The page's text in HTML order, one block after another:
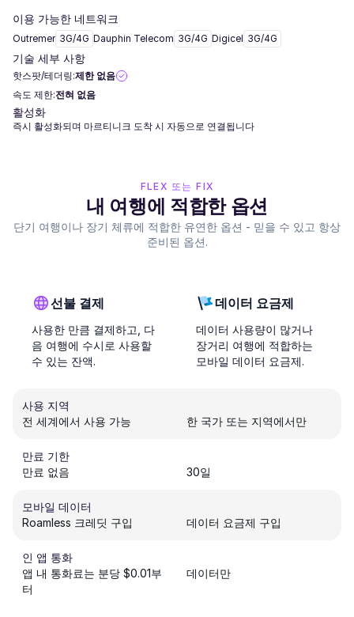
이용 가능한 네트워크
Outremer 3G/4G Dauphin Telecom 3G/4G Digicel 3G/4G
기술 세부 사항
핫스팟/테더링:제한 없음
속도 제한:전혀 없음
활성화
즉시 활성화되며 마르티니크 도착 시 자동으로 연결됩니다
FLEX 또는 FIX
내 여행에 적합한 옵션
단기 여행이나 장기 체류에 적합한 유연한 옵션 - 믿을 수 있고 항상
준비된 옵션.
선불 결제
사용한 만큼 결제하고, 다
음 여행에 수시로 사용할
수 있는 잔액.
데이터 요금제
데이터 사용량이 많거나
장거리 여행에 적합하는
모바일 데이터 요금제.
사용 지역
전 세계에서 사용 가능
한 국가 또는 지역에서만
만료 기한
만료 없음
30일
모바일 데이터
Roamless 크레딧 구입
데이터 요금제 구입
인 앱 통화
앱 내 통화료는 분당 $0.01부
터
데이터만